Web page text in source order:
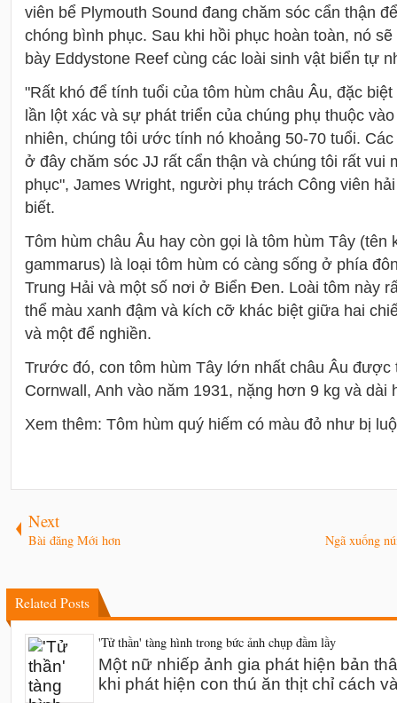
viên bể Plymouth Sound đang chăm sóc cẩn thận
chóng bình phục. Sau khi hồi phục hoàn toàn, nó
bày Eddystone Reef cùng các loài sinh vật biển tự
"Rất khó để tính tuổi của tôm hùm châu Âu, đặc
lần lột xác và sự phát triển của chúng phụ thuộc
nhiên, chúng tôi ước tính nó khoảng 50-70 tuổi.
ở đây chăm sóc JJ rất cẩn thận và chúng tôi rất vui
phục", James Wright, người phụ trách Công viên
biết.
Tôm hùm châu Âu hay còn gọi là tôm hùm Tây (tên
gammarus) là loại tôm hùm có càng sống ở phía
Trung Hải và một số nơi ở Biển Đen. Loài tôm này
thể màu xanh đậm và kích cỡ khác biệt giữa hai
và một để nghiền.
Trước đó, con tôm hùm Tây lớn nhất châu Âu được
Cornwall, Anh vào năm 1931, nặng hơn 9 kg và dài
Xem thêm: Tôm hùm quý hiếm có màu đỏ như bị
Next
Bài đăng Mới hơn Ngã xuống
Related Posts
'Tử thần' tàng hình trong bức ảnh chụp đầm lầy
Một nữ nhiếp ảnh gia phát hiện bản
khi phát hiện con thú ăn thịt chỉ cách